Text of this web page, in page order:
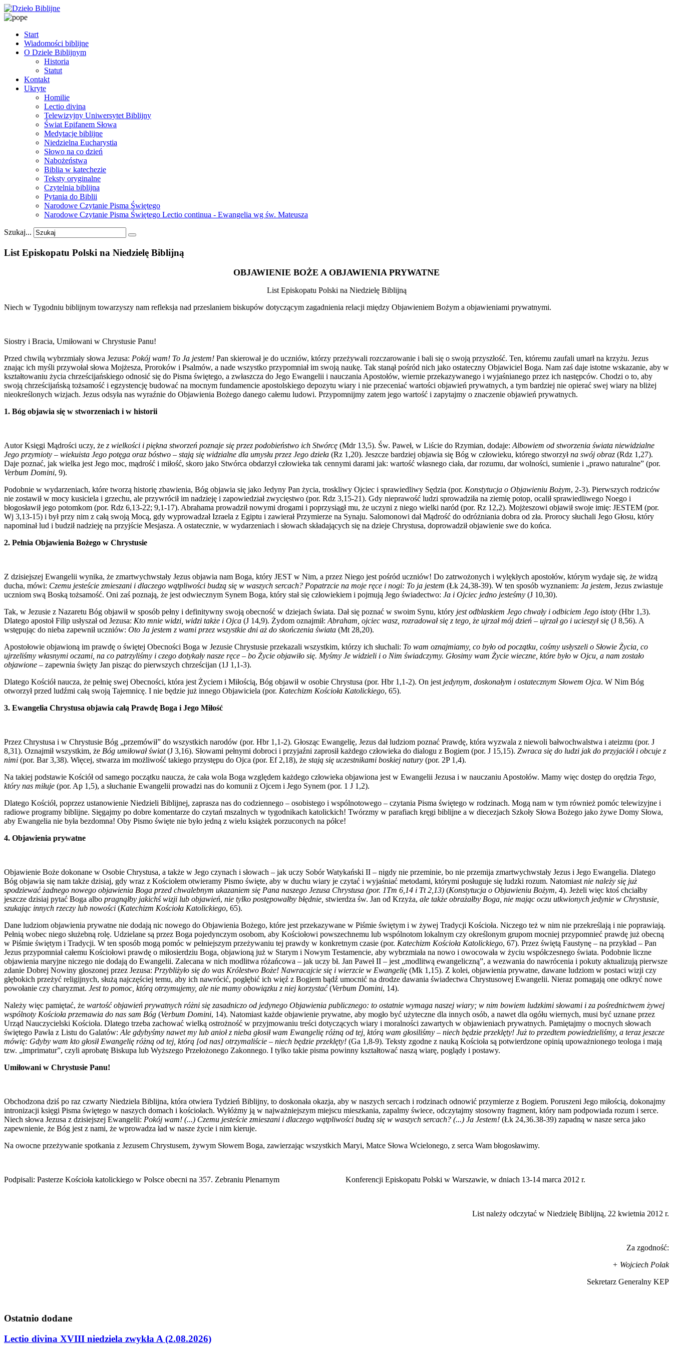
Start
Wiadomości biblijne
O Dziele Biblijnym
Historia
Statut
Kontakt
Ukryte
Homilie
Lectio divina
Telewizyjny Uniwersytet Biblijny
Świat Epifanem Słowa
Medytacje biblijne
Niedzielna Eucharystia
Słowo na co dzień
Nabożeństwa
Biblia w katechezie
Teksty oryginalne
Czytelnia biblijna
Pytania do Biblii
Narodowe Czytanie Pisma Świętego
Narodowe Czytanie Pisma Świętego Lectio continua - Ewangelia wg św. Mateusza
Szukaj...
List Episkopatu Polski na Niedzielę Biblijną
OBJAWIENIE BOŻE A OBJAWIENIA PRYWATNE
List Episkopatu Polski na Niedzielę Biblijną
Niech w Tygodniu biblijnym towarzyszy nam refleksja nad przeslaniem biskupów dotyczącym zagadnienia relacji między Objawieniem Bożym a objawieniami prywatnymi.
Siostry i Bracia, Umiłowani w Chrystusie Panu!
Przed chwilą wybrzmiały słowa Jezusa: Pokój wam! To Ja jestem! Pan skierował je do uczniów, którzy przeżywali rozczarowanie i bali się o swoją przyszłość. Ten, któremu zaufali umarł na krzyżu. Jezus
znając ich myśli przywołał słowa Mojżesza, Proroków i Psalmów, a nade wszystko przypomniał im swoją naukę. Tak stanął pośród nich jako ostateczny Objawiciel Boga. Nam zaś daje istotne wskazanie, aby w
kształtowaniu życia chrześcijańskiego odnosić się do Pisma świętego, a zwłaszcza do Jego Ewangelii i nauczania Apostołów, wiernie przekazywanego i wyjaśnianego przez ich następców. Chodzi o to, aby
swoją chrześcijańską tożsamość i egzystencję budować na mocnym fundamencie apostolskiego depozytu wiary i nie przeceniać wartości objawień prywatnych, a tym bardziej nie opierać swej wiary na bliżej
nieokreślonych wizjach. Jezus odsyła nas wyraźnie do Objawienia Bożego danego całemu ludowi. Przypomnijmy zatem jego wartość i zapytajmy o znaczenie objawień prywatnych.
1. Bóg objawia się w stworzeniach i w historii
Autor Księgi Mądrości uczy, że z wielkości i piękna stworzeń poznaje się przez podobieństwo ich Stwórcę (Mdr 13,5). Św. Paweł, w Liście do Rzymian, dodaje:Albowiem od stworzenia świata niewidzialne
Jego przymioty – wiekuista Jego potęga oraz bóstwo – stają się widzialne dla umysłu przez Jego dzieła (Rz 1,20). Jeszcze bardziej objawia się Bóg w człowieku, którego stworzyłna swój obraz (Rdz 1,27).
Daje poznać, jak wielka jest Jego moc, mądrość i miłość, skoro jako Stwórca obdarzył człowieka tak cennymi darami jak: wartość własnego ciała, dar rozumu, dar wolności, sumienie i „prawo naturalne” (por.
Verbum Domini, 9).
Podobnie w wydarzeniach, które tworzą historię zbawienia, Bóg objawia się jako Jedyny Pan życia, troskliwy Ojciec i sprawiedliwy Sędzia (por. Konstytucja o Objawieniu Bożym, 2-3). Pierwszych rodziców
nie zostawił w mocy kusiciela i grzechu, ale przywrócił im nadzieję i zapowiedział zwycięstwo (por. Rdz 3,15-21). Gdy nieprawość ludzi sprowadziła na ziemię potop, ocalił sprawiedliwego Noego i
błogosławił jego potomkom (por. Rdz 6,13-22; 9,1-17). Abrahama prowadził nowymi drogami i poprzysiągł mu, że uczyni z niego wielki naród (por. Rz 12,2). Mojżeszowi objawił swoje imię: JESTEM (por.
Wj 3,13-15) i był przy nim z całą swoją Mocą, gdy wyprowadzał Izraela z Egiptu i zawierał Przymierze na Synaju. Salomonowi dał Mądrość do odróżniania dobra od zła. Prorocy słuchali Jego Głosu, który
napominał lud i budził nadzieję na przyjście Mesjasza. A ostatecznie, w wydarzeniach i słowach składających się na dzieje Chrystusa, doprowadził objawienie swe do końca.
2. Pełnia Objawienia Bożego w Chrystusie
Z dzisiejszej Ewangelii wynika, że zmartwychwstały Jezus objawia nam Boga, który JEST w Nim, a przez Niego jest pośród uczniów! Do zatrwożonych i wylękłych apostołów, którym wydaje się, że widzą
ducha, mówi: Czemu jesteście zmieszani i dlaczego wątpliwości budzą się w waszych sercach? Popatrzcie na moje ręce i nogi: To ja jestem (Łk 24,38-39). W ten sposób wyznaniem: Ja jestem, Jezus zwiastuje
uczniom swą Boską tożsamość. Oni zaś poznają, że jest odwiecznym Synem Boga, który stał się człowiekiem i pojmują Jego świadectwo: Ja i Ojciec jedno jesteśmy (J 10,30).
Tak, w Jezusie z Nazaretu Bóg objawił w sposób pełny i definitywny swoją obecność w dziejach świata. Dał się poznać w swoim Synu, który jestodblaskiem Jego chwały i odbiciem Jego istoty (Hbr 1,3).
Dlatego apostoł Filip usłyszał od Jezusa: Kto mnie widzi, widzi także i Ojca (J 14,9). Żydom oznajmił:Abraham, ojciec wasz, rozradował się z tego, że ujrzał mój dzień – ujrzał go i ucieszył się (J 8,56). A
wstępując do nieba zapewnił uczniów: Oto Ja jestem z wami przez wszystkie dni aż do skończenia świata (Mt 28,20).
Apostołowie objawioną im prawdę o świętej Obecności Boga w Jezusie Chrystusie przekazali wszystkim, którzy ich słuchali: To wam oznajmiamy, co było od początku, cośmy usłyszeli o Słowie Życia, co
ujrzeliśmy własnymi oczami, na co patrzyliśmy i czego dotykały nasze ręce – bo Życie objawiło się. Myśmy Je widzieli i o Nim świadczymy. Głosimy wam Życie wieczne, które było w Ojcu, a nam zostało
objawione – zapewnia święty Jan pisząc do pierwszych chrześcijan (1J 1,1-3).
Dlatego Kościół naucza, że pełnię swej Obecności, która jest Życiem i Miłością, Bóg objawił w osobie Chrystusa (por. Hbr 1,1-2). On jest jedynym, doskonałym i ostatecznym Słowem Ojca. W Nim Bóg
otworzył przed ludźmi całą swoją Tajemnicę. I nie będzie już innego Objawiciela (por. Katechizm Kościoła Katolickiego, 65).
3. Ewangelia Chrystusa objawia całą Prawdę Boga i Jego Miłość
Przez Chrystusa i w Chrystusie Bóg „przemówił” do wszystkich narodów (por. Hbr 1,1-2). Głosząc Ewangelię, Jezus dał ludziom poznać Prawdę, która wyzwala z niewoli bałwochwalstwa i ateizmu (por. J
8,31). Oznajmił wszystkim, że Bóg umiłował świat(J 3,16). Słowami pełnymi dobroci i przyjaźni zaprosił każdego człowieka do dialogu z Bogiem (por. J 15,15). Zwraca się do ludzi jak do przyjaciół i obcuje z
nimi (por. Bar 3,38). Więcej, stwarza im możliwość takiego przystępu do Ojca (por. Ef 2,18), że stają się uczestnikami boskiej natury (por. 2P 1,4).
Na takiej podstawie Kościół od samego początku naucza, że cała wola Boga względem każdego człowieka objawiona jest w Ewangelii Jezusa i w nauczaniu Apostołów. Mamy więc dostęp do orędzia Tego,
który nas miłuje (por. Ap 1,5), a słuchanie Ewangelii prowadzi nas do komunii z Ojcem i Jego Synem (por. 1 J 1,2).
Dlatego Kościół, poprzez ustanowienie Niedzieli Biblijnej, zaprasza nas do codziennego – osobistego i wspólnotowego – czytania Pisma świętego w rodzinach. Mogą nam w tym również pomóc telewizyjne i
radiowe programy biblijne. Sięgajmy po dobre komentarze do czytań mszalnych w tygodnikach katolickich! Twórzmy w parafiach kręgi biblijne a w diecezjach Szkoły Słowa Bożego jako żywe Domy Słowa,
aby Ewangelia nie była bezdomna! Oby Pismo święte nie było jedną z wielu książek porzuconych na półce!
4. Objawienia prywatne
Objawienie Boże dokonane w Osobie Chrystusa, a także w Jego czynach i słowach – jak uczy Sobór Watykański II – nigdy nie przeminie, bo nie przemija zmartwychwstały Jezus i Jego Ewangelia. Dlatego
Bóg objawia się nam także dzisiaj, gdy wraz z Kościołem otwieramy Pismo święte, aby w duchu wiary je czytać i wyjaśniać metodami, którymi posługuje się ludzki rozum. Natomiastnie należy się już
spodziewać żadnego nowego objawienia Boga przed chwalebnym ukazaniem się Pana naszego Jezusa Chrystusa (por. 1Tm 6,14 i Tt 2,13) (Konstytucja o Objawieniu Bożym, 4). Jeżeli więc ktoś chciałby
jeszcze dzisiaj pytać Boga albo pragnąłby jakichś wizji lub objawień, nie tylko postępowałby błędnie, stwierdza św. Jan od Krzyża, ale także obrażałby Boga, nie mając oczu utkwionych jedynie w Chrystusie,
szukając innych rzeczy lub nowości (Katechizm Kościoła Katolickiego, 65).
Dane ludziom objawienia prywatne nie dodają nic nowego do Objawienia Bożego, które jest przekazywane w Piśmie świętym i w żywej Tradycji Kościoła. Niczego też w nim nie przekreślają i nie poprawiają.
Pełnią wobec niego służebną rolę. Udzielane są przez Boga pojedynczym osobom, aby Kościołowi powszechnemu lub wspólnotom lokalnym czy określonym grupom mocniej przypomnieć prawdę już obecną
w Piśmie świętym i Tradycji. W ten sposób mogą pomóc w pełniejszym przeżywaniu tej prawdy w konkretnym czasie (por. Katechizm Kościoła Katolickiego, 67). Przez świętą Faustynę – na przykład – Pan
Jezus przypomniał całemu Kościołowi prawdę o miłosierdziu Boga, objawioną już w Starym i Nowym Testamencie, aby wybrzmiała na nowo i owocowała w życiu współczesnego świata. Podobnie liczne
objawienia maryjne niczego nie dodają do Ewangelii. Zalecana w nich modlitwa różańcowa – jak uczy bł. Jan Paweł II – jest „modlitwą ewangeliczną”, a wezwania do nawrócenia i pokuty aktualizują pierwsze
zdanie Dobrej Nowiny głoszonej przez Jezusa: Przybliżyło się do was Królestwo Boże! Nawracajcie się i wierzcie w Ewangelię (Mk 1,15). Z kolei, objawienia prywatne, dawane ludziom w postaci wizji czy
głębokich przeżyć religijnych, służą najczęściej temu, aby ich nawrócić, pogłębić ich więź z Bogiem bądź umocnić na drodze dawania świadectwa Chrystusowej Ewangelii. Nieraz pomagają one odkryć nowe
powołanie czy charyzmat. Jest to pomoc, którą otrzymujemy, ale nie mamy obowiązku z niej korzystać(Verbum Domini, 14).
Należy więc pamiętać, że wartość objawień prywatnych różni się zasadniczo od jedynego Objawienia publicznego: to ostatnie wymaga naszej wiary; w nim bowiem ludzkimi słowami i za pośrednictwem żywej
wspólnoty Kościoła przemawia do nas sam Bóg (Verbum Domini, 14). Natomiast każde objawienie prywatne, aby mogło być użyteczne dla innych osób, a nawet dla ogółu wiernych, musi być uznane przez
Urząd Nauczycielski Kościoła. Dlatego trzeba zachować wielką ostrożność w przyjmowaniu treści dotyczących wiary i moralności zawartych w objawieniach prywatnych. Pamiętajmy o mocnych słowach
świętego Pawła z Listu do Galatów:Ale gdybyśmy nawet my lub anioł z nieba głosił wam Ewangelię różną od tej, którą wam głosiliśmy – niech będzie przeklęty! Już to przedtem powiedzieliśmy, a teraz jeszcze
mówię: Gdyby wam kto głosił Ewangelię różną od tej, którą [od nas] otrzymaliście – niech będzie przeklęty! (Ga 1,8-9). Teksty zgodne z nauką Kościoła są potwierdzone opinią upoważnionego teologa i mają
tzw. „imprimatur”, czyli aprobatę Biskupa lub Wyższego Przełożonego Zakonnego. I tylko takie pisma powinny kształtować naszą wiarę, poglądy i postawy.
Umiłowani w Chrystusie Panu!
Obchodzona dziś po raz czwarty Niedziela Biblijna, która otwiera Tydzień Biblijny, to doskonała okazja, aby w naszych sercach i rodzinach odnowić przymierze z Bogiem. Poruszeni Jego miłością, dokonajmy
intronizacji księgi Pisma świętego w naszych domach i kościołach. Wyłóżmy ją w najważniejszym miejscu mieszkania, zapalmy świece, odczytajmy stosowny fragment, który nam podpowiada rozum i serce.
Niech słowa Jezusa z dzisiejszej Ewangelii: Pokój wam! (...) Czemu jesteście zmieszani i dlaczego wątpliwości budzą się w waszych sercach? (...) Ja Jestem! (Łk 24,36.38-39) zapadną w nasze serca jako
zapewnienie, że Bóg jest z nami, że wprowadza ład w nasze życie i nim kieruje.
Na owocne przeżywanie spotkania z Jezusem Chrystusem, żywym Słowem Boga, zawierzając wszystkich Maryi, Matce Słowa Wcielonego, z serca Wam błogosławimy.
Podpisali: Pasterze Kościoła katolickiego w Polsce obecni na 357. Zebraniu Plenarnym Konferencji Episkopatu Polski w Warszawie, w dniach 13-14 marca 2012 r.
List należy odczytać w Niedzielę Biblijną, 22 kwietnia 2012 r.
Za zgodność:
+ Wojciech Polak
Sekretarz Generalny KEP
Ostatnio dodane
Lectio divina XVIII niedziela zwykła A (2.08.2026)